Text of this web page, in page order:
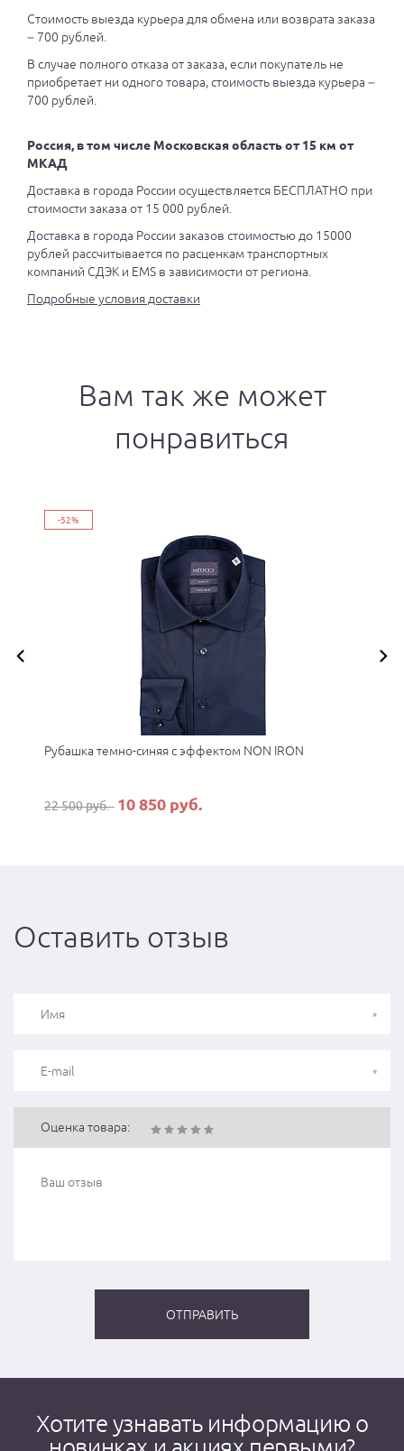
Стоимость выезда курьера для обмена или возврата заказа
– 700 рублей.
В случае полного отказа от заказа, если покупатель не
приобретает ни одного товара, стоимость выезда курьера –
700 рублей.
Россия, в том числе Московская область от 15 км от
МКАД
Доставка в города России осуществляется БЕСПЛАТНО при
стоимости заказа от 15 000 рублей.
Доставка в города России заказов стоимостью до 15000
рублей рассчитывается по расценкам транспортных
компаний СДЭК и EMS в зависимости от региона.
Подробные условия доставки
Вам так же может
понравиться
-52%
Рубашка темно-синяя с эффектом NON IRON
22 500 руб. 10 850 руб.
Оставить отзыв
Оценка товара:
Хотите узнавать информацию о